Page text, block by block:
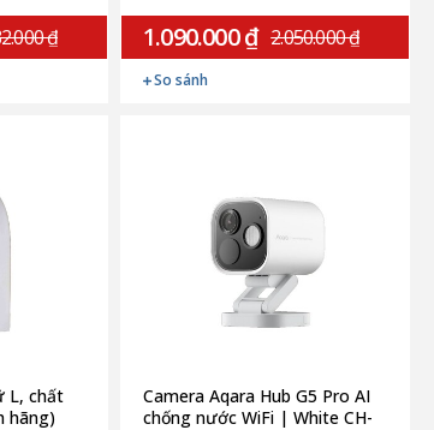
₫ 1.090.000 ₫ 2.050.000 ₫
So sánh
L, chất
hãng)
Camera Aqara Hub G5 Pro AI
chống nước WiFi | White CH-